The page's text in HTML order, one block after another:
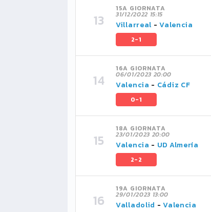
15A GIORNATA
31/12/2022 15:15
Villarreal -Valencia
2-1
16A GIORNATA
06/01/2023 20:00
Valencia - Cádiz CF
0-1
18A GIORNATA
23/01/2023 20:00
Valencia - UD Almería
2-2
19A GIORNATA
29/01/2023 13:00
Valladolid -Valencia